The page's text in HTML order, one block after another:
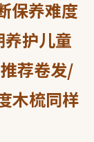
保养难度
护儿童
荐卷发/
木梳同样